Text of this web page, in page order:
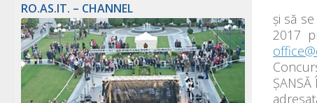
și să
2017
RO.AS.IT. – CHANNEL